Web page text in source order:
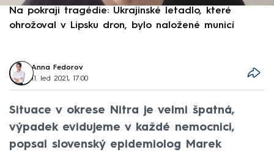
Na pokraji tragédie: Ukrajinské letadlo, které
ohrožoval v Lipsku dron, bylo naložené municí
Anna Fedorov
11. led 2021, 17:00
Situace v okrese Nitra je velmi špatná,
výpadek evidujeme v každé nemocnici,
popsal slovenský epidemiolog Marek